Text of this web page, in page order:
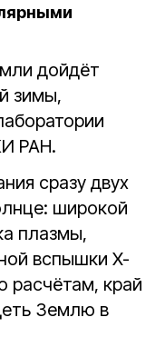
дойдёт
зимы,
РАН.
сразу двух
широкой
плазмы,
вспышки X-
расчётам, край
Землю в